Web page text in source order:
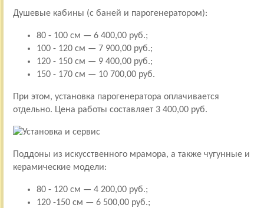
Душевые кабины (с баней и парогенератором):
80 - 100 см — 6 400,00 руб.;
100 - 120 см — 7 900,00 руб.;
120 - 150 см — 9 400,00 руб.;
150 - 170 см — 10 700,00 руб.
При этом, установка парогенератора оплачивается
отдельно. Цена работы составляет 3 400,00 руб.
Поддоны из искусственного мрамора, а также чугунные и
керамические модели:
80 - 120 см — 4 200,00 руб.;
120 -150 см — 6 500,00 руб.;